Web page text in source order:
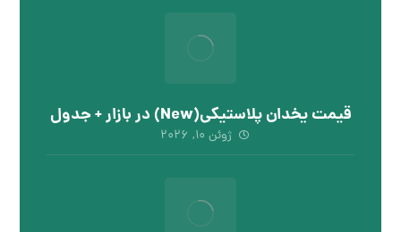
قیمت یخدان پلاستیکی(New) در بازار + جدول
ژوئن ۱۰, ۲۰۲۶